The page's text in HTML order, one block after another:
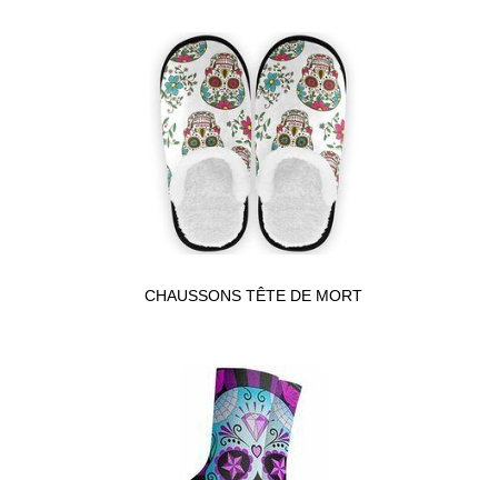
CHAUSSONS TÊTE DE MORT